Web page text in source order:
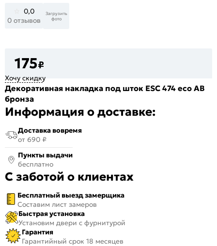
0,0
0 отзывов
Загрузить
фото
175₽
Хочу скидку
Декоративная накладка под шток ESC 474 eco AB
бронза
Информация о доставке:
Доставка вовремя
от 690 ₽
Пункты выдачи
бесплатно
С заботой о клиентах
Бесплатный выезд замерщика
Составим лист замеров
Быстрая установка
Установим двери с фурнитурой
Гарантия
Гарантийный срок 18 месяцев